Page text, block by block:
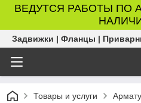
ВЕДУТСЯ РАБОТЫ ПО
Задвижки | Фланцы |
Товары и услуги